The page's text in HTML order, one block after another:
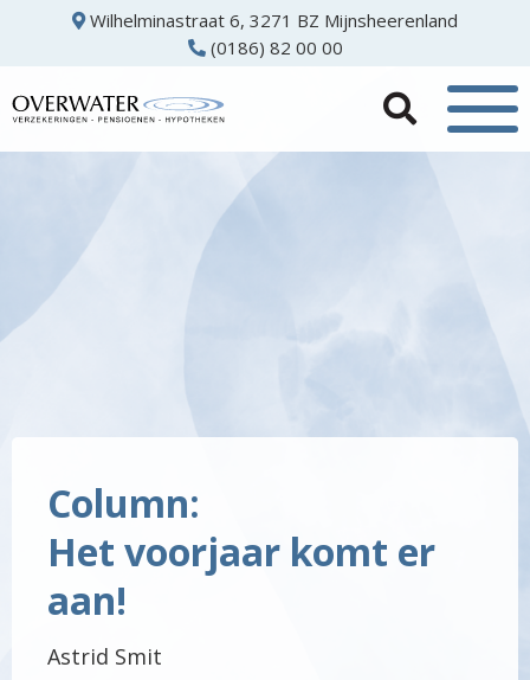
Wilhelminastraat 6, 3271 BZ Mijnsheerenland
(0186) 82 00 00
Column:
Het voorjaar komt er
aan!
Astrid Smit